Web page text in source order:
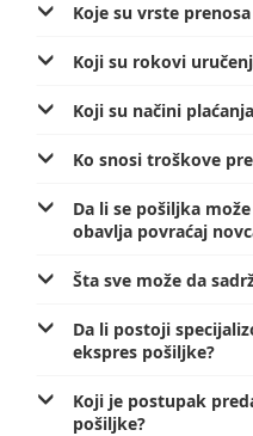
Pravilno adresovanje
Poštanski adresni kod (PAK)
Spisak zabranjenih artikala
Punomoćje za uručenje
Podrška nagradnim igrama
Sudske taksene marke
Geografski informacioni
Koje su vrste
Koji su rokovi
Koji su načini
Ko snosi troškove
Da li se pošiljka
obavlja povraćaj
Šta sve može da
Da li postoji
ekspres pošiljke?
Koji je postupak
pošiljke?